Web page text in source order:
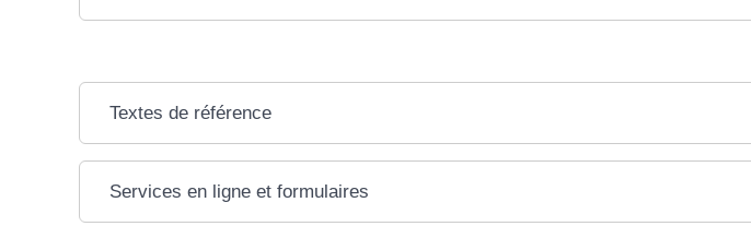
Textes de référence
Services en ligne et formulaires